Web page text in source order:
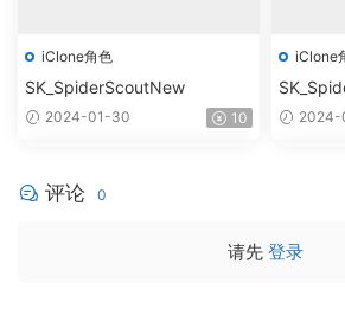
iClone角色
SK_SpiderScoutNew
2024-01-30 10
iClone
2024-
评论 0
请先 登录